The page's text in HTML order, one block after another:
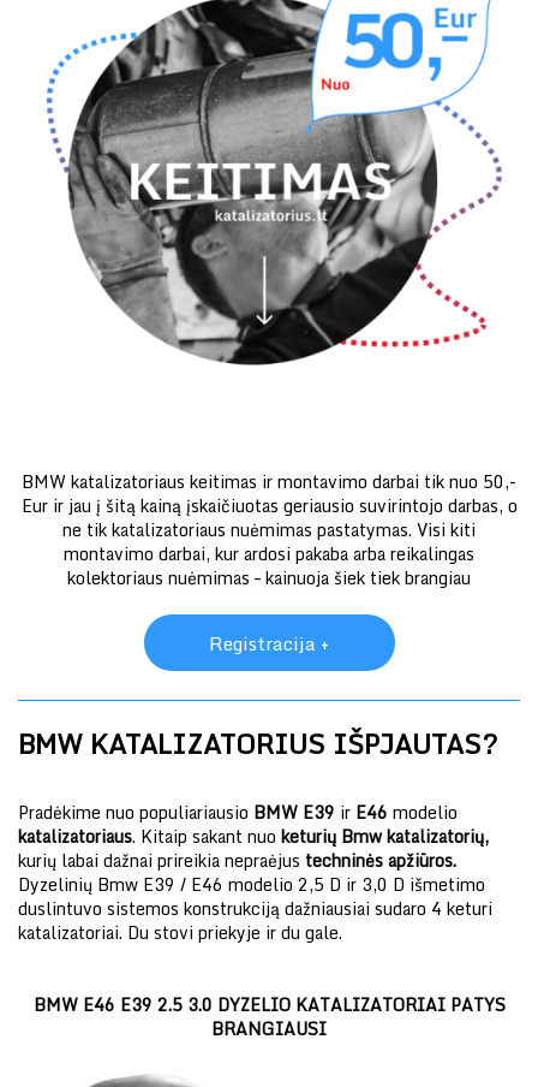
BMW katalizatoriaus keitimas ir montavimo darbai tik nuo 50,-
Eur ir jau į šitą kainą įskaičiuotas geriausio suvirintojo darbas, o
ne tik katalizatoriaus nuėmimas pastatymas. Visi kiti
montavimo darbai, kur ardosi pakaba arba reikalingas
kolektoriaus nuėmimas – kainuoja šiek tiek brangiau
Registracija +
BMW KATALIZATORIUS IŠPJAUTAS?
Pradėkime nuo populiariausio BMW E39 ir E46 modelio
katalizatoriaus. Kitaip sakant nuo keturių Bmw katalizatorių,
kurių labai dažnai prireikia nepraėjus techninės apžiūros.
Dyzelinių Bmw E39 / E46 modelio 2,5 D ir 3,0 D išmetimo
duslintuvo sistemos konstrukciją dažniausiai sudaro 4 keturi
katalizatoriai. Du stovi priekyje ir du gale.
BMW E46 E39 2.5 3.0 DYZELIO KATALIZATORIAI PATYS
BRANGIAUSI